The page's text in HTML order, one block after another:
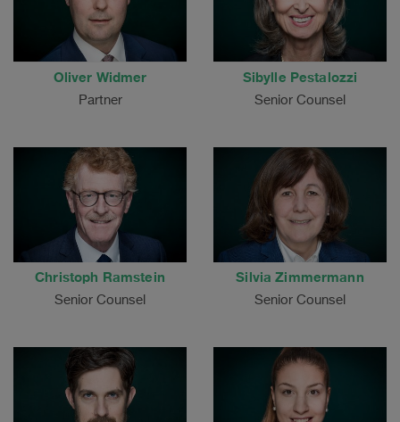
Oliver Widmer
Partner
Sibylle Pestalozzi
Senior Counsel
Christoph Ramstein
Senior Counsel
Silvia Zimmermann
Senior Counsel